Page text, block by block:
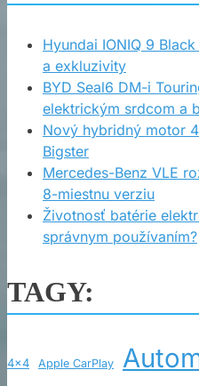
Hyundai IONIQ 9
a exkluzivity
BYD Seal6 DM-i
elektrickým srdcom a
Nový hybridný motor
Bigster
Mercedes-Benz VLE
8-miestnu verziu
Životnosť batérie
správnym používaním?
TAGY:
4x4 Apple CarPlay